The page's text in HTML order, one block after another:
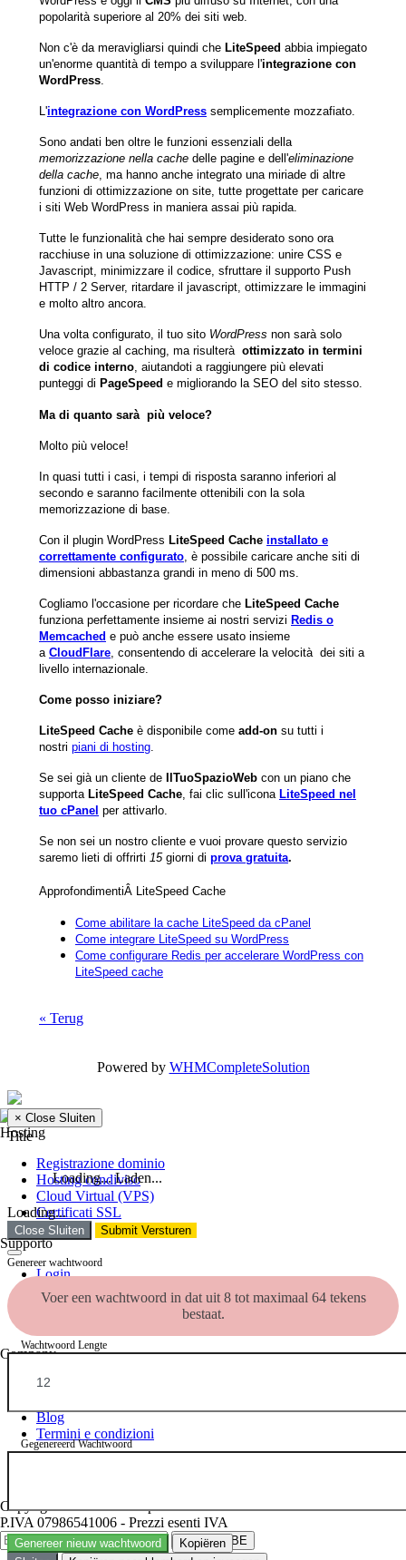
popolarità superiore al 20% dei siti web.
Non c'è da meravigliarsi quindi che LiteSpeed abbia impiegato
un'enorme quantità di tempo a sviluppare l'integrazione con
WordPress.
L'integrazione con WordPress semplicemente mozzafiato.
Sono andati ben oltre le funzioni essenziali della
memorizzazione nella cache delle pagine e dell'eliminazione
della cache, ma hanno anche integrato una miriade di altre
funzioni di ottimizzazione on site, tutte progettate per caricare
i siti Web WordPress in maniera assai più rapida.
Tutte le funzionalità che hai sempre desiderato sono ora
racchiuse in una soluzione di ottimizzazione: unire CSS e
Javascript, minimizzare il codice, sfruttare il supporto Push
HTTP / 2 Server, ritardare il javascript, ottimizzare le immagini
e molto altro ancora.
Una volta configurato, il tuo sito WordPress non sarà solo
veloce grazie al caching, ma risulterà ottimizzato in termini
di codice interno, aiutandoti a raggiungere più elevati
punteggi di PageSpeed e migliorando la SEO del sito stesso.
Ma di quanto sarà più veloce?
Molto più veloce!
In quasi tutti i casi, i tempi di risposta saranno inferiori al
secondo e saranno facilmente ottenibili con la sola
memorizzazione di base.
Con il plugin WordPress LiteSpeed Cache installato e
correttamente configurato, è possibile caricare anche siti di
dimensioni abbastanza grandi in meno di 500 ms.
Cogliamo l'occasione per ricordare che LiteSpeed Cache
funziona perfettamente insieme ai nostri servizi Redis o
Memcached e può anche essere usato insieme
a CloudFlare, consentendo di accelerare la velocità dei siti a
livello internazionale.
Come posso iniziare?
LiteSpeed Cache è disponibile come add-on su tutti i
nostri piani di hosting.
Se sei già un cliente de IlTuoSpazioWeb con un piano che
supporta LiteSpeed Cache, fai clic sull'icona LiteSpeed nel
tuo cPanel per attivarlo.
Se non sei un nostro cliente e vuoi provare questo servizio
saremo lieti di offrirti 15giorni di prova gratuita.
ApprofondimentiÂ LiteSpeed Cache
Come abilitare la cache LiteSpeed da cPanel
Come integrare LiteSpeed su WordPress
Come configurare Redis per accelerare WordPress con
LiteSpeed cache
« Terug
Powered by WHMCompleteSolution
Hosting
Registrazione dominio
Hosting condiviso
Cloud Virtual (VPS)
Certificati SSL
Supporto
Login
Archivio domande
Apri Ticket
Company
About Us
Blog
Termini e condizioni
Copyright © 2026 IlTuoSpazioWeb. Alle rechten voorbehouden.
P.IVA 07986541006 - Prezzi esenti IVA
× Close Sluiten
Title
Loading... Laden...
Loading...
Close Sluiten Submit Versturen
Genereer wachtwoord
Voer een wachtwoord in dat uit 8 tot maximaal 64 tekens
bestaat.
Wachtwoord Lengte
Gegenereerd Wachtwoord
Genereer nieuw wachtwoord
Kopiëren